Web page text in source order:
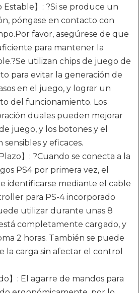
Estable】: ?Si se produce un
póngase en contacto con
favor, asegúrese de que
para mantener la
utilizan chips de juego de
para evitar la generación de
en el juego, y lograr un
del funcionamiento. Los
duales pueden mejorar
juego, y los botones y el
y eficaces.
Plazo】: ?Cuando se conecta a la
PS4 por primera vez, el
identificarse mediante el cable
para PS-4 incorporado
utilizar durante unas 8
completamente cargado, y
2 horas. También se puede
la carga sin afectar el control
】: El agarre de mandos para